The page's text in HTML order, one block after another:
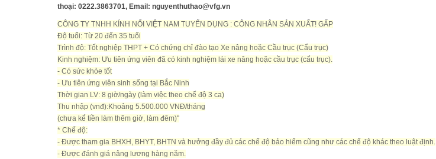
thoại: 0222.3863701, Email: nguyenthuthao@vfg.vn
CÔNG TY TNHH KÍNH NỔI VIỆT NAM TUYỂN DỤNG : CÔNG NHÂN SẢN XUẤT! GẤP
Độ tuổi: Từ 20 đến 35 tuổi
Trình độ: Tốt nghiệp THPT + Có chứng chỉ đào tạo Xe nâng hoặc Cầu trục (Cẩu trục)
Kinh nghiệm: Ưu tiên ứng viên đã có kinh nghiệm lái xe nâng hoặc cầu trục (cẩu trục).
- Có sức khỏe tốt
- Ưu tiên ứng viên sinh sống tại Bắc Ninh
Thời gian LV: 8 giờ/ngày (làm việc theo chế độ 3 ca)
Thu nhập (vnđ):Khoảng 5.500.000 VNĐ/tháng
(chưa kể tiền làm thêm giờ, làm đêm)"
* Chế độ:
- Được tham gia BHXH, BHYT, BHTN và hưởng đầy đủ các chế độ bảo hiểm cũng như các chế độ khác theo luật định.
- Được đánh giá nâng lương hàng năm.